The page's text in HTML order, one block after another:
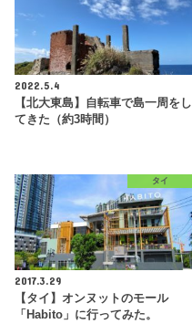
2022.5.4
【北大東島】自転車で島一周をし
てきた（約3時間）
タイ
2017.3.29
【タイ】オンヌットのモール
「Habito」に行ってみた。